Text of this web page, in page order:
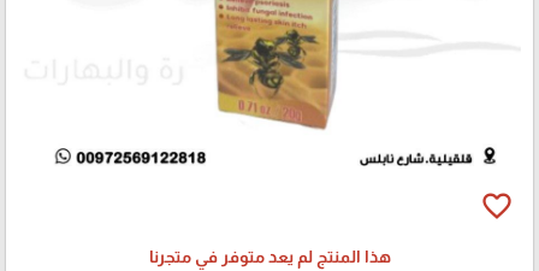
favorite_border
هذا المنتج لم يعد متوفر في متجرنا